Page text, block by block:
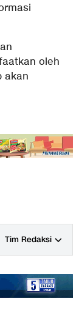
oleh
akan
Tim Redaksi